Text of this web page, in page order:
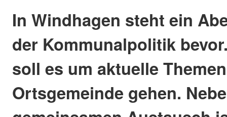
In Windhagen steht ein
der Kommunalpolitik
soll es um aktuelle
Ortsgemeinde gehen.